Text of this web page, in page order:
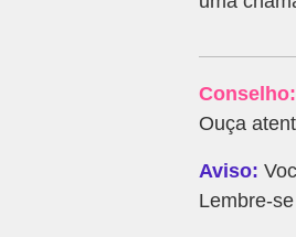
Conselho:
Ouça
Aviso:
Lembre-